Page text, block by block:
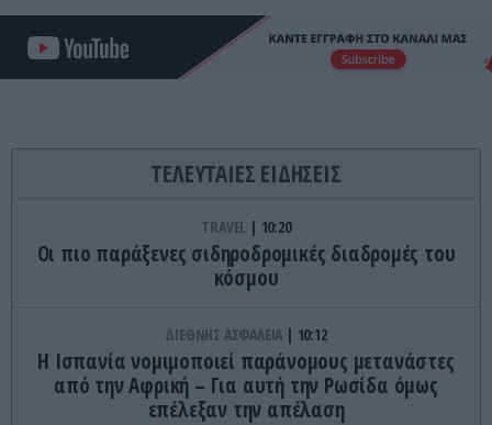
ΤΕΛΕΥΤΑΙΕΣ ΕΙΔΗΣΕΙΣ
TRAVEL 10:20
Οι πιο παράξενες σιδηροδρομικές διαδρομές του
κόσμου
ΔΙΕΘΝΗΣ ΑΣΦΑΛΕΙΑ 10:12
Η Ισπανία νομιμοποιεί παράνομους μετανάστες
από την Αφρική – Για αυτή την Ρωσίδα όμως
επέλεξαν την απέλαση